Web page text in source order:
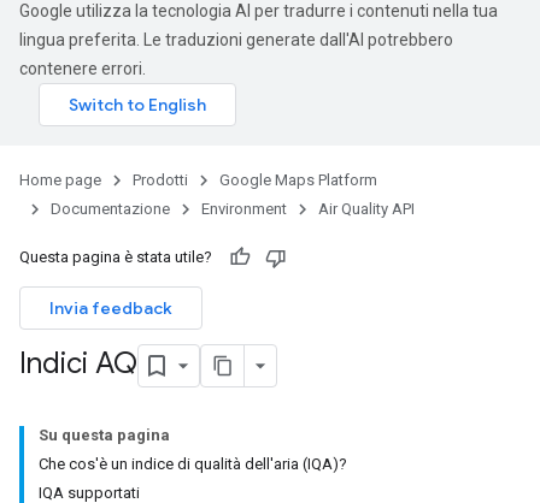
Google utilizza la tecnologia AI per tradurre i contenuti nella tua
lingua preferita. Le traduzioni generate dall'AI potrebbero
contenere errori.
Home page Prodotti
Google Maps Platform
Documentazione
Environment Air Quality API
Questa pagina è stata utile?
Invia feedback
Indici AQ
Su questa pagina
Che cos'è un indice di qualità dell'aria (IQA)?
IQA supportati